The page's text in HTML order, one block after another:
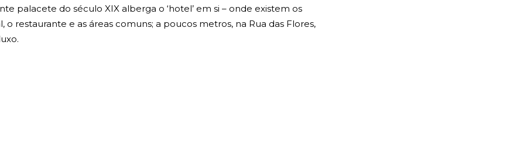
palacete do século XIX alberga o ‘hotel’ em si – onde existem os
restaurante e as áreas comuns; a poucos metros, na Rua das Flores,